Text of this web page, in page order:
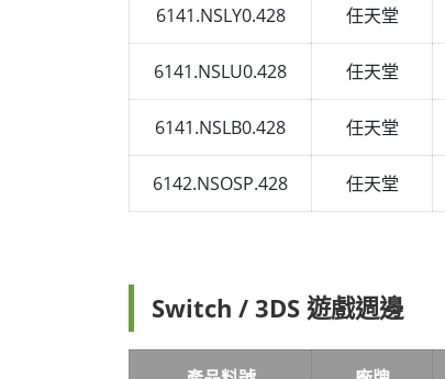
6141.NSLY0.428 任天堂
6141.NSLU0.428 任天堂
6141.NSLB0.428 任天堂
6142.NSOSP.428 任天堂
Switch / 3DS 遊戲週邊